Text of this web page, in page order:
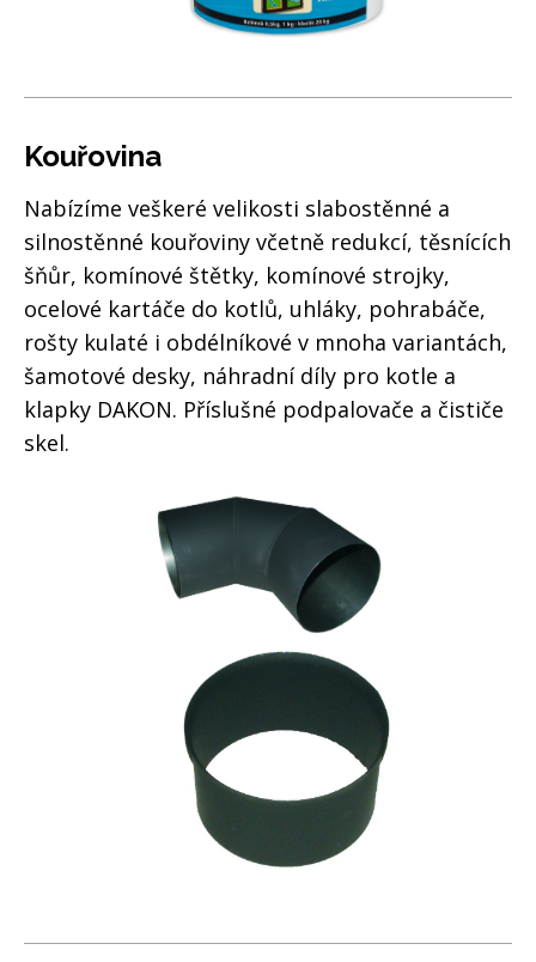
Kouřovina
Nabízíme veškeré velikosti slabostěnné a
silnostěnné kouřoviny včetně redukcí, těsnících
šňůr, komínové štětky, komínové strojky,
ocelové kartáče do kotlů, uhláky, pohrabáče,
rošty kulaté i obdélníkové v mnoha variantách,
šamotové desky, náhradní díly pro kotle a
klapky DAKON. Příslušné podpalovače a čističe
skel.